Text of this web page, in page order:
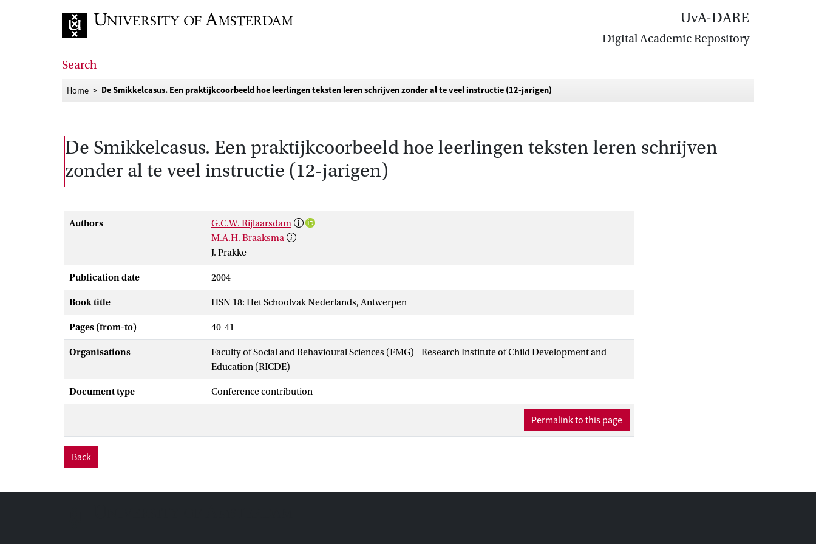
UvA-DARE
Digital Academic Repository
Search
Home De Smikkelcasus. Een praktijkcoorbeeld hoe leerlingen teksten leren schrijven zonder al te veel instructie (12-jarigen)
De Smikkelcasus. Een praktijkcoorbeeld hoe leerlingen teksten leren schrijven
zonder al te veel instructie (12-jarigen)
Authors
G.C.W. Rijlaarsdam
M.A.H. Braaksma
J. Prakke
Publication date 2004
Book title HSN 18: Het Schoolvak Nederlands, Antwerpen
Pages (from-to) 40-41
Organisations
Faculty of Social and Behavioural Sciences (FMG) - Research Institute of Child Development and
Education (RICDE)
Document type Conference contribution
Permalink to this page
Back